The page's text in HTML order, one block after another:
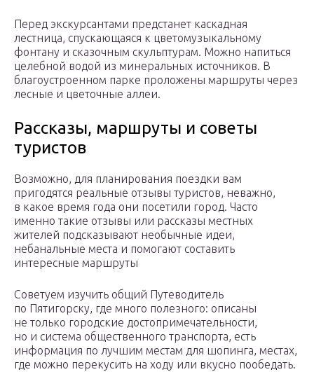
Перед экскурсантами предстанет каскадная
лестница, спускающаяся к цветомузыкальному
фонтану и сказочным скульптурам. Можно напиться
целебной водой из минеральных источников. В
благоустроенном парке проложены маршруты через
лесные и цветочные аллеи.
Рассказы, маршруты и советы
туристов
Возможно, для планирования поездки вам
пригодятся реальные отзывы туристов, неважно,
в какое время года они посетили город. Часто
именно такие отзывы или рассказы местных
жителей подсказывают необычные идеи,
небанальные места и помогают составить
интересные маршруты
Советуем изучить общий Путеводитель
по Пятигорску, где много полезного: описаны
не только городские достопримечательности,
но и система общественного транспорта, есть
информация по лучшим местам для шопинга, местах,
где можно перекусить на ходу или вкусно пообедать.